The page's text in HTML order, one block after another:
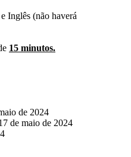
Inglês (não haverá
15 minutos.
de 2024
de maio de 2024